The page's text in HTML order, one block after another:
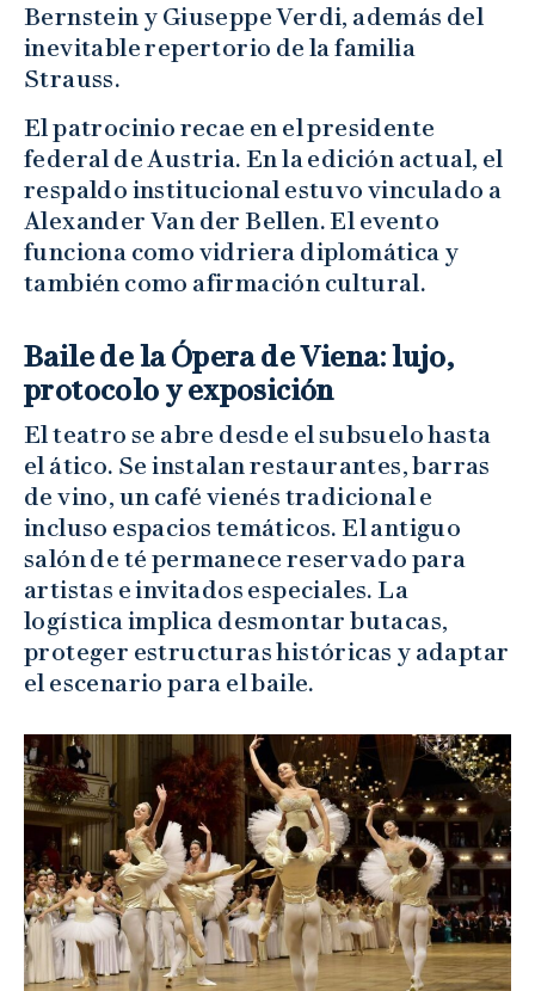
Bernstein y Giuseppe Verdi, además del
inevitable repertorio de la familia
Strauss.
El patrocinio recae en el presidente
federal de Austria. En la edición actual, el
respaldo institucional estuvo vinculado a
Alexander Van der Bellen. El evento
funciona como vidriera diplomática y
también como afirmación cultural.
Baile de la Ópera de Viena: lujo,
protocolo y exposición
El teatro se abre desde el subsuelo hasta
el ático. Se instalan restaurantes, barras
de vino, un café vienés tradicional e
incluso espacios temáticos. El antiguo
salón de té permanece reservado para
artistas e invitados especiales. La
logística implica desmontar butacas,
proteger estructuras históricas y adaptar
el escenario para el baile.